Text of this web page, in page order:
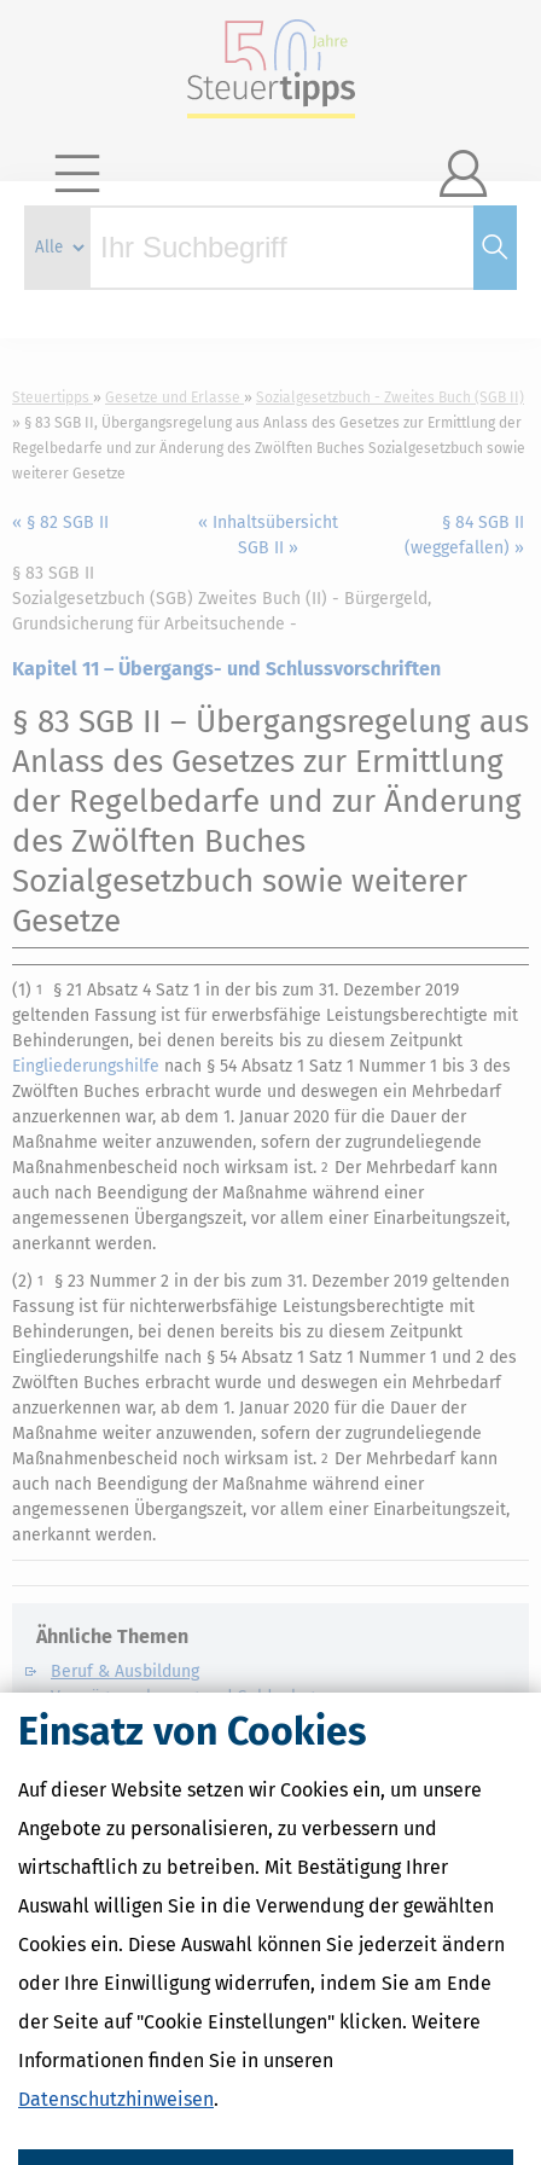
Einsatz von Cookies
Auf dieser Website setzen wir Cookies ein, um unsere
Angebote zu personalisieren, zu verbessern und
wirtschaftlich zu betreiben. Mit Bestätigung Ihrer
Auswahl willigen Sie in die Verwendung der gewählten
Cookies ein. Diese Auswahl können Sie jederzeit ändern
oder Ihre Einwilligung widerrufen, indem Sie am Ende
der Seite auf "Cookie Einstellungen" klicken. Weitere
Informationen finden Sie in unseren
Datenschutzhinweisen.

Steuertipps Gesetze und Erlasse
Sozialgesetzbuch - Zweites Buch (SGB II)
§ 83 SGB II, Übergangsregelung aus Anlass des Gesetzes zur Ermittlung der
Regelbedarfe und zur Änderung des Zwölften Buches Sozialgesetzbuch sowie
weiterer Gesetze
« § 82 SGB II
« Inhaltsübersicht
SGB II »
§ 84 SGB II
(weggefallen) »
§ 83 SGB II
Sozialgesetzbuch (SGB) Zweites Buch (II) - Bürgergeld,
Grundsicherung für Arbeitsuchende -
Kapitel 11 – Übergangs- und Schlussvorschriften
§ 83 SGB II – Übergangsregelung aus
Anlass des Gesetzes zur Ermittlung
der Regelbedarfe und zur Änderung
des Zwölften Buches
Sozialgesetzbuch sowie weiterer
Gesetze
(1) 1
§ 21 Absatz 4 Satz 1 in der bis zum 31. Dezember 2019
geltenden Fassung ist für erwerbsfähige Leistungsberechtigte mit
Behinderungen, bei denen bereits bis zu diesem Zeitpunkt
Eingliederungshilfe nach § 54 Absatz 1 Satz 1 Nummer 1 bis 3 des
Zwölften Buches erbracht wurde und deswegen ein Mehrbedarf
anzuerkennen war, ab dem 1. Januar 2020 für die Dauer der
Maßnahme weiter anzuwenden, sofern der zugrundeliegende
Maßnahmenbescheid noch wirksam ist. 2 Der Mehrbedarf kann
auch nach Beendigung der Maßnahme während einer
angemessenen Übergangszeit, vor allem einer Einarbeitungszeit,
anerkannt werden.
(2) 1
§ 23 Nummer 2 in der bis zum 31. Dezember 2019 geltenden
Fassung ist für nichterwerbsfähige Leistungsberechtigte mit
Behinderungen, bei denen bereits bis zu diesem Zeitpunkt
Eingliederungshilfe nach § 54 Absatz 1 Satz 1 Nummer 1 und 2 des
Zwölften Buches erbracht wurde und deswegen ein Mehrbedarf
anzuerkennen war, ab dem 1. Januar 2020 für die Dauer der
Maßnahme weiter anzuwenden, sofern der zugrundeliegende
Maßnahmenbescheid noch wirksam ist. 2 Der Mehrbedarf kann
auch nach Beendigung der Maßnahme während einer
angemessenen Übergangszeit, vor allem einer Einarbeitungszeit,
anerkannt werden.
Ähnliche Themen
Beruf & Ausbildung
Vermögensplanung und Geldanlage
Geld im Alltag
Verwandte Lexikon-Begriffe
Mindestlohn
Abfindung
Abschlagszahlung
Apothekerzuschüsse